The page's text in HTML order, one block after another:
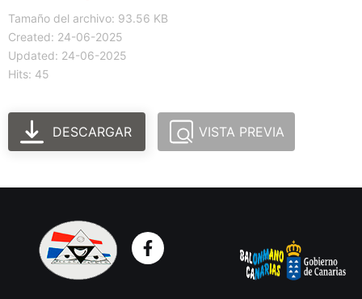
Tamaño del archivo: 93.56 KB
Created: 24-06-2025
Updated: 24-06-2025
Hits: 45
DESCARGAR VISTA PREVIA